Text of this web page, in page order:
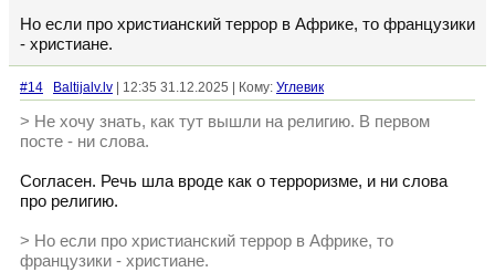
Но если про христианский террор в Африке, то французики
- христиане.
#14 Baltijalv.lv | 12:35 31.12.2025 | Кому: Углевик
> Не хочу знать, как тут вышли на религию. В первом
посте - ни слова.
Согласен. Речь шла вроде как о терроризме, и ни слова
про религию.
> Но если про христианский террор в Африке, то
французики - христиане.